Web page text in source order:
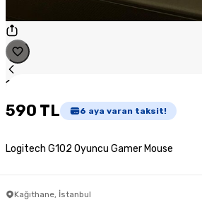
1
590 TL 6 aya varan taksit!
Logitech G102 Oyuncu Gamer Mouse
Kağıthane, İstanbul